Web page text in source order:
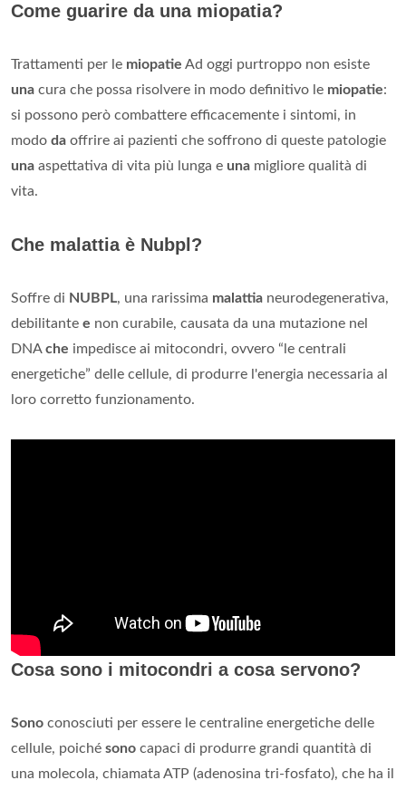
Come guarire da una miopatia?
Trattamenti per le miopatie Ad oggi purtroppo non esiste
una cura che possa risolvere in modo definitivo le miopatie:
si possono però combattere efficacemente i sintomi, in
modo da offrire ai pazienti che soffrono di queste patologie
una aspettativa di vita più lunga e una migliore qualità di
vita.
Che malattia è Nubpl?
Soffre di NUBPL, una rarissima malattia neurodegenerativa,
debilitante e non curabile, causata da una mutazione nel
DNAche impedisce ai mitocondri, ovvero “le centrali
energetiche” delle cellule, di produrre l'energia necessaria al
loro corretto funzionamento.
Cosa sono i mitocondri a cosa servono?
Sono conosciuti per essere le centraline energetiche delle
cellule, poiché sono capaci di produrre grandi quantità di
una molecola, chiamata ATP (adenosina tri-fosfato), che ha il